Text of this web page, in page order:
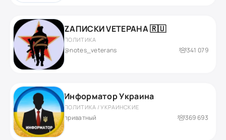
ZАПИСКИ VЕТЕРАНА 🇷🇺
ПОЛИТИКА
@notes_veterans 341 079
Информатор Украина
ПОЛИТИКА / УКРАИНСКИЕ
приватный 369 693